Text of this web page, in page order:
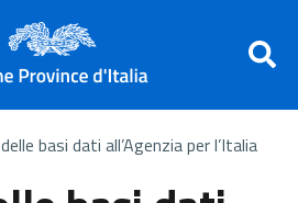
basi dati all’Agenzia per l’Italia